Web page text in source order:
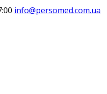
info@persomed.com.ua